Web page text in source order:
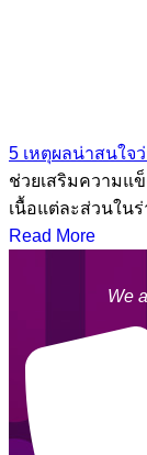
5 เหตุผลน่าสนใจ
ช่วยเสริมความแ
เนื้อแต่ละส่วนใน
Read More
We